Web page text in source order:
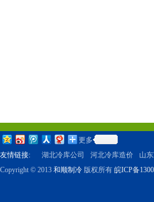
更多
友情链接:
湖北冷库公司 河北冷库造价 山
Copyright © 2013 和顺制冷 版权所有 皖ICP备